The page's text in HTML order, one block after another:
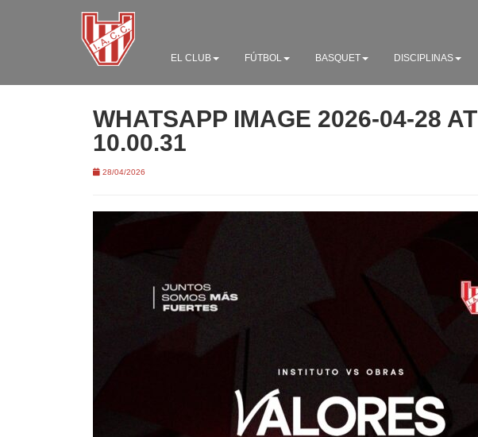
EL CLUB FÚTBOL BASQUET DISCIPLINAS
WHATSAPP IMAGE 2026-04-28 AT
10.00.31
28/04/2026